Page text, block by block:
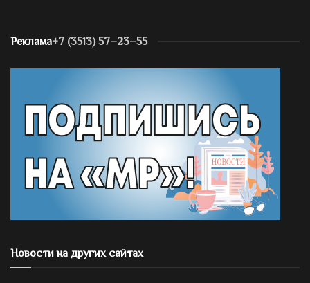
Реклама+7 (3513) 57–23–55
Новости на других сайтах